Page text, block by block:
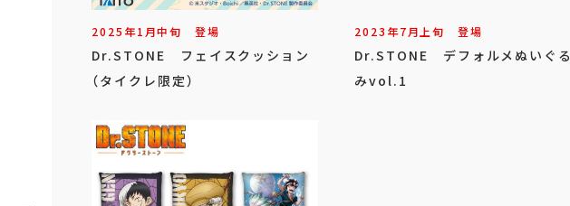
2025年1月中旬 登場
Dr.STONE フェイスクッション
（タイクレ限定）
2023年7 月 上旬 登場
Dr.STONE デフォルメぬいぐる
みvol.1